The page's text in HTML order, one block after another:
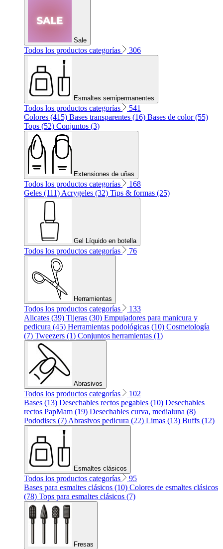
Sale
Todos los productos categorías 306
Esmaltes semipermanentes
Todos los productos categorías
541
Colores (415) Bases transparentes (16) Bases de color (55)
Tops (52) Conjuntos (3)
Extensiones de uñas
Todos los productos categorías
168
Geles (111) Acrygeles (32) Tips & formas (25)
Gel Líquido en botella
Todos los productos categorías 76
Herramientas
Todos los productos categorías
133
Alicates (39) Tijeras (30) Empujadores para manicura y
pedicura (45) Herramientas podológicas (10) Cosmetología
(7) Tweezers (1) Conjuntos herramientas (1)
Abrasivos
Todos los productos categorías
102
Bases (13) Desechables rectos pegables (10) Desechables
rectos PapMam (19) Desechables curva, medialuna (8)
Pododiscs (7) Abrasivos pedicura (22) Limas (13) Buffs (12)
Esmaltes clásicos
Todos los productos categorías
95
Bases para esmaltes clásicos (10) Colores de esmaltes clásicos
(78) Tops para esmaltes clásicos (7)
Fresas